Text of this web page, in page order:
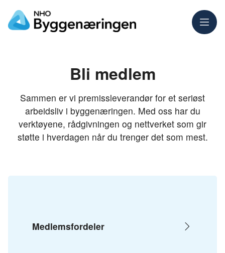
Meny
Bli medlem
Sammen er vi premissleverandør for et seriøst
arbeidsliv i byggenæringen. Med oss har du
verktøyene, rådgivningen og nettverket som gir
støtte i hverdagen når du trenger det som mest.
Medlemsfordeler